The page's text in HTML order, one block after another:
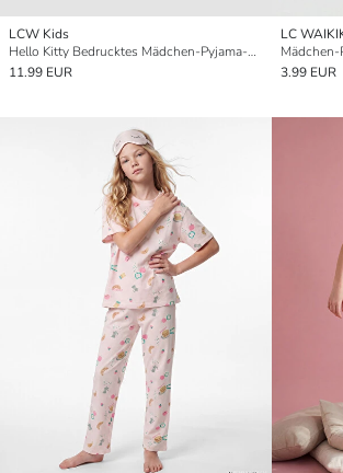
LCW Kids
Hello Kitty Bedrucktes Mädchen-Pyjama-Set
11.99 EUR
LC
3.99 EUR